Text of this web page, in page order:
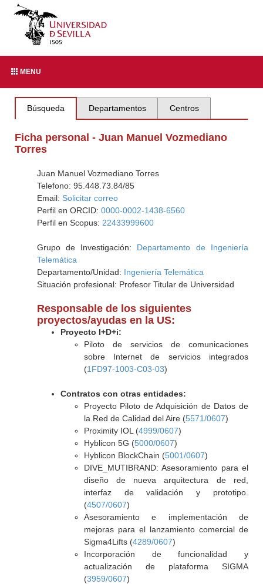
MENU
Búsqueda Departamentos Centros
Ficha personal - Juan Manuel Vozmediano
Torres
Juan Manuel Vozmediano Torres
Telefono: 95.448.73.84/85
Email: Solicitar correo
Perfil en ORCID: 0000-0002-1438-6560
Perfil en Scopus: 22433999600
Grupo de Investigación: Departamento de Ingeniería
Telemática
Departamento/Unidad: Ingeniería Telemática
Situación profesional: Profesor Titular de Universidad
Responsable de los siguientes
proyectos/ayudas en la US:
Proyecto I+D+i:
Piloto de servicios de comunicaciones
sobre Internet de servicios integrados
(1FD97-1003-C03-03)
Contratos con otras entidades:
Proyecto Piloto de Adquisición de Datos de
la Red de Calidad del Aire (5571/0607)
Proximity IOL (4999/0607)
Hyblicon 5G (5000/0607)
Hyblicon BlockChain (5001/0607)
DIVE_MUTIBRAND: Asesoramiento para el
diseño de nueva arquitectura de red,
interfaz de validación y prototipo.
(4507/0607)
Asesoramiento e implementación de
mejoras para el lanzamiento comercial de
Sigma4Lifts (4289/0607)
Incorporación de funcionalidad y
actualización de plataforma SIGMA
(3959/0607)